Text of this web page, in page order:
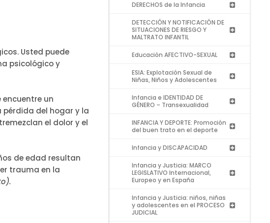
Usted puede
psicológico y
un
pérdida del hogar y la
el dolor y el
de edad resultan
trauma en la
DERECHOS de la Infancia
DETECCIÓN Y NOTIFICACIÓN DE
SITUACIONES DE RIESGO Y
MALTRATO INFANTIL
Educación AFECTIVO-SEXUAL
ESIA: Explotación Sexual de
Niñas, Niños y Adolescentes
Infancia e IDENTIDAD DE
GÉNERO – Transexualidad
INFANCIA Y DEPORTE: Promoción
del buen trato en el deporte
Infancia y DISCAPACIDAD
Infancia y Justicia: MARCO
LEGISLATIVO Internacional,
Europeo y en España
Infancia y Justicia: niños, niñas
y adolescentes en el PROCESO
JUDICIAL